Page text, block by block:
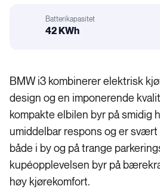
Batterikapasitet
42 KWh
BMW i3 kombinerer elektrisk
design og en imponerende
kompakte elbilen byr på smidig
umiddelbar respons og er svært
både i by og på trange
kupéopplevelsen byr på
høy kjørekomfort.